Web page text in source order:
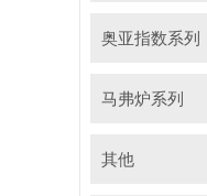
奥亚指数系列
马弗炉系列
其他